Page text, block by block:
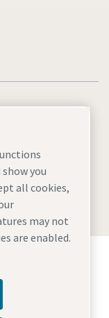
you
all cookies,
may not
are enabled.